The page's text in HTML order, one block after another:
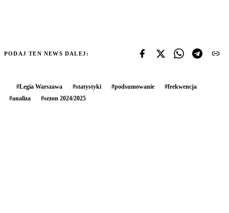
PODAJ TEN NEWS DALEJ:
#Legia Warszawa #statystyki #podsumowanie #frekwencja
#analiza #sezon 2024/2025